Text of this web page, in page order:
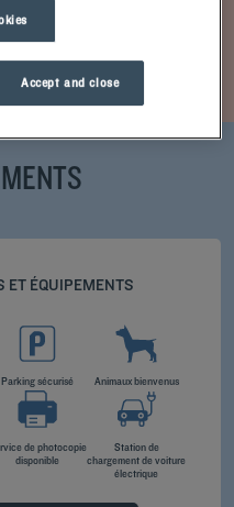
ET ÉQUIPEMENTS
Parking sécurisé Animaux bienvenus
de photocopie
disponible
Station de
chargement de voiture
électrique
Accept and close